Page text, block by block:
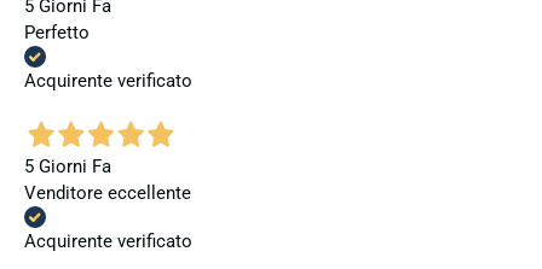
5 Giorni Fa
Perfetto
Acquirente verificato
5 Giorni Fa
Venditore eccellente
Acquirente verificato